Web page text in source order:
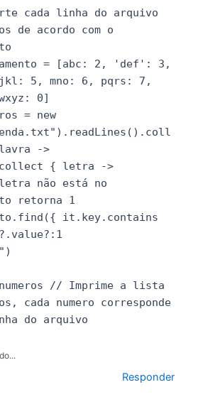
cada linha do arquivo
de acordo com o
= [abc: 2, 'def': 3,
5, mno: 6, pqrs: 7,
0]
= new
->
{ letra ->
não está no
retorna 1
it.key.contains
// Imprime a lista
cada numero corresponde
do arquivo
Responder